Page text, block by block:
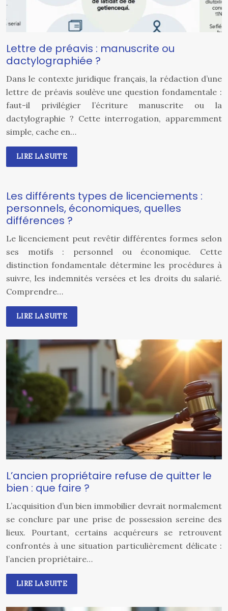
Lettre de préavis : manuscrite ou
dactylographiée ?
Dans le contexte juridique français, la rédaction d’une
lettre de préavis soulève une question fondamentale :
faut-il privilégier l’écriture manuscrite ou la
dactylographie ? Cette interrogation, apparemment
simple, cache en…
LIRE LA SUITE
Les différents types de licenciements :
personnels, économiques, quelles
différences ?
Le licenciement peut revêtir différentes formes selon
ses motifs : personnel ou économique. Cette
distinction fondamentale détermine les procédures à
suivre, les indemnités versées et les droits du salarié.
Comprendre…
LIRE LA SUITE
L’ancien propriétaire refuse de quitter le
bien : que faire ?
L’acquisition d’un bien immobilier devrait normalement
se conclure par une prise de possession sereine des
lieux. Pourtant, certains acquéreurs se retrouvent
confrontés à une situation particulièrement délicate :
l’ancien propriétaire…
LIRE LA SUITE